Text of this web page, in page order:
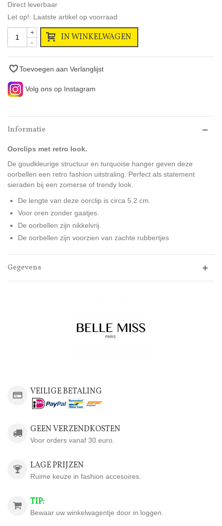
Direct leverbaar
Let op!: Laatste artikel op voorraad
-
+ IN WINKELWAGEN
Toevoegen aan Verlanglijst
Volg ons op Instagram
Informatie
Oorclips met retro look.
De goudkleurige structuur en turquoise hanger geven deze
oorbellen een retro fashion uitstraling. Perfect als statement
sieraden bij een zomerse of trendy look.
De lengte van deze oorclip is circa 5.2 cm.
Voor oren zonder gaatjes.
De oorbellen zijn nikkelvrij.
De oorbellen zijn voorzien van zachte rubbertjes
Gegevens
VEILIGE BETALING
GEEN VERZENDKOSTEN
Voor orders vanaf 30 euro.
LAGE PRIJZEN
Ruime keuze in fashion accesoires.
TIP:
Bewaar uw winkelwagentje door in loggen.